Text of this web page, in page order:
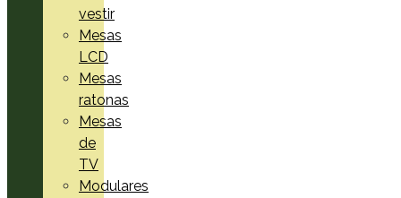
vestir
Mesas
LCD
Mesas
ratonas
Mesas
de
TV
Modulares